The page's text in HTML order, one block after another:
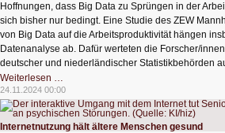
Hoffnungen, dass Big Data zu Sprüngen in der
sich bisher nur bedingt. Eine Studie des ZEW
von Big Data auf die Arbeitsproduktivität hängen
Datenanalyse ab. Dafür werteten die Forscher/
deutscher und niederländischer Statistikbehörden
Weiterlesen …
Data
und
Produktivität:
Kein
Automatismus
24.11.2024 00:00
Internetnutzung hält ältere Menschen gesund